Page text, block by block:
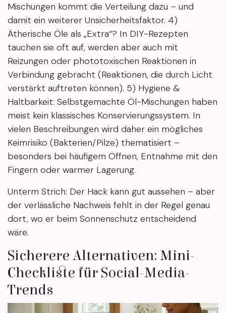
Mischungen kommt die Verteilung dazu – und
damit ein weiterer Unsicherheitsfaktor. 4)
Ätherische Öle als „Extra“? In DIY-Rezepten
tauchen sie oft auf, werden aber auch mit
Reizungen oder phototoxischen Reaktionen in
Verbindung gebracht (Reaktionen, die durch Licht
verstärkt auftreten können). 5) Hygiene &
Haltbarkeit: Selbstgemachte Öl-Mischungen haben
meist kein klassisches Konservierungssystem. In
vielen Beschreibungen wird daher ein mögliches
Keimrisiko (Bakterien/Pilze) thematisiert –
besonders bei häufigem Öffnen, Entnahme mit den
Fingern oder warmer Lagerung.
Unterm Strich: Der Hack kann gut aussehen – aber
der verlässliche Nachweis fehlt in der Regel genau
dort, wo er beim Sonnenschutz entscheidend
wäre.
Sicherere Alternativen: Mini-
Checkliste für Social-Media-
Trends